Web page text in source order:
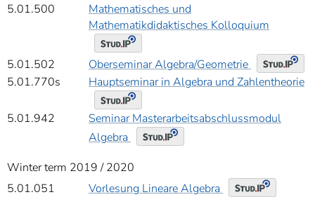
5.01.500
Mathematisches und
Mathematikdidaktisches Kolloquium
5.01.502
Oberseminar Algebra/Geometrie
5.01.770s
Hauptseminar in Algebra und Zahlentheorie
5.01.942
Seminar Masterarbeitsabschlussmodul
Algebra
Winter term 2019 / 2020
5.01.051
Vorlesung Lineare Algebra